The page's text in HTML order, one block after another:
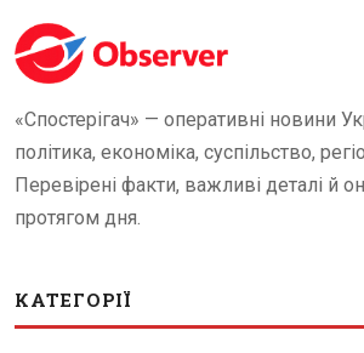
«Спостерігач» — оперативні новини
політика, економіка, суспільство,
Перевірені факти, важливі деталі й
протягом дня.
КАТЕГОРІЇ